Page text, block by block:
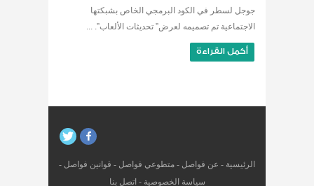
جوجل لسطر في الكود البرمجي الخاص بشبكتها
الاجتماعية تم تصميمه لعرض” تحديثات الألعاب”. ...
أكمل القراءة
الرئيسية - عن فواصل - متطوعي فواصل - قوانين فواصل -
سياسة الخصوصية - اتصل بنا